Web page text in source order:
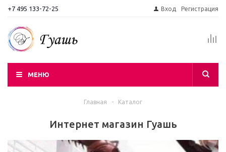
+7 495 133-72-25 Вход Регистрация
МЕНЮ
Главная - Каталог
Интернет магазин Гуашь